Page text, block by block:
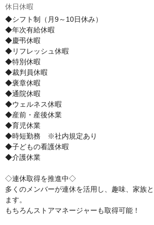
休日休暇
◆シフト制（月9～10日休み）
◆年次有給休暇
◆慶弔休暇
◆リフレッシュ休暇
◆特別休暇
◆裁判員休暇
◆褒章休暇
◆通院休暇
◆ウェルネス休暇
◆産前・産後休業
◆育児休業
◆時短勤務　※社内規定あり
◆子どもの看護休暇
◆介護休業
◇連休取得を推進中◇
多くのメンバーが連休を活用し、趣味、家族
ます。
もちろんストアマネージャーも取得可能！